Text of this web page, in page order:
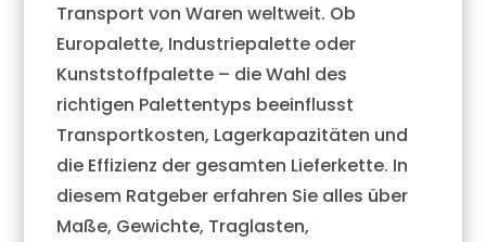
Transport von Waren weltweit. Ob
Europalette, Industriepalette oder
Kunststoffpalette – die Wahl des
richtigen Palettentyps beeinflusst
Transportkosten, Lagerkapazitäten und
die Effizienz der gesamten Lieferkette. In
diesem Ratgeber erfahren Sie alles über
Maße, Gewichte, Traglasten,